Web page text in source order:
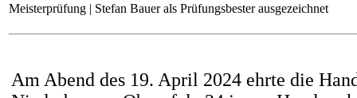
Meisterprüfung | Stefan Bauer als Prüfungsbester ausgezeichnet
Am Abend des 19. April 2024 ehrte die